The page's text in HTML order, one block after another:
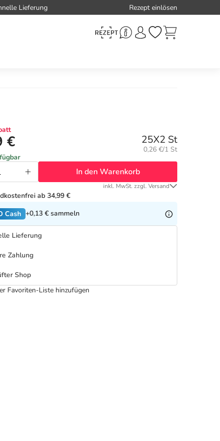
Lieferung Rezept einlösen
€ 25X2 St
Grundpreis:
0,26 €/1 St
In den Warenkorb
inkl. MwSt. zzgl. Versand
ab 34,99 €
Cash +0,13 € sammeln
Lieferung
Zahlung
Shop
Favoriten-Liste hinzufügen